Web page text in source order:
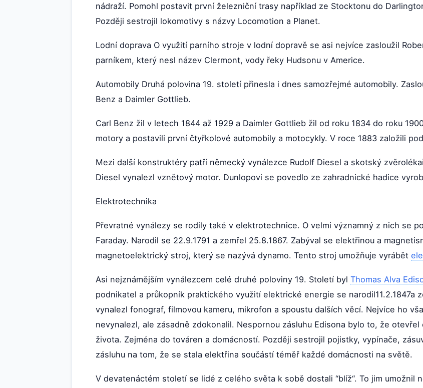
nádraží. Pomohl postavit první železniční trasy například ze Stocktonu do
Později sestrojil lokomotivy s názvy Locomotion a Planet.
Lodní doprava O využití parního stroje v lodní dopravě se asi nejvíce zasloužil
parníkem, který nesl název Clermont, vody řeky Hudsonu v Americe.
Automobily Druhá polovina 19. století přinesla i dnes samozřejmé automobily.
Benz a Daimler Gottlieb.
Carl Benz žil v letech 1844 až 1929 a Daimler Gottlieb žil od roku 1834 do roku
motory a postavili první čtyřkolové automobily a motocykly. V roce 1883 založili
Mezi další konstruktéry patří německý vynálezce Rudolf Diesel a skotský
Diesel vynalezl vznětový motor. Dunlopovi se povedlo ze zahradnické hadice
Elektrotechnika
Převratné vynálezy se rodily také v elektrotechnice. O velmi významný z nich se
Faraday. Narodil se 22.9.1791 a zemřel 25.8.1867. Zabýval se elektřinou a
magnetoelektrický stroj, který se nazývá dynamo. Tento stroj umožňuje vyrábět
Asi nejznámějším vynálezcem celé druhé poloviny 19. Století byl Thomas Alva
podnikatel a průkopník praktického využití elektrické energie se narodil11.2.1847a
vynalezl fonograf, filmovou kameru, mikrofon a spoustu dalších věcí. Nejvíce ho
nevynalezl, ale zásadně zdokonalil. Nespornou zásluhu Edisona bylo to, že
života. Zejména do továren a domácností. Později sestrojil pojistky, vypínače,
zásluhu na tom, že se stala elektřina součástí téměř každé domácnosti na světě.
V devatenáctém století se lidé z celého světa k sobě dostali “blíž“. To jim umožnil